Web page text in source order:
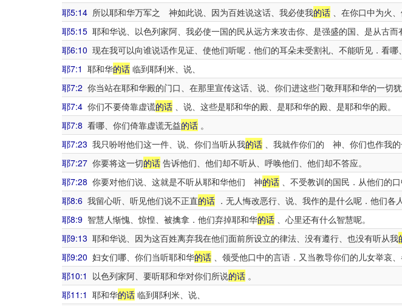
耶5:14 所以耶和华万军之 神如此说、因为百姓说这话、我必使我的话 、在你口中为火
耶5:15 耶和华说、以色列家阿、我必使一国的民从远方来攻击你、是强盛的国、是从古
耶6:10 现在我可以向谁说话作见证、使他们听呢．他们的耳朵未受割礼、不能听见．看哪
耶7:1 耶和华的话 临到耶利米、说、
耶7:2 你当站在耶和华殿的门口、在那里宣传这话、说、你们进这些门敬拜耶和华的一切
耶7:4 你们不要倚靠虚谎的话 、说、这些是耶和华的殿、是耶和华的殿、是耶和华的殿。
耶7:8 看哪、你们倚靠虚谎无益的话 。
耶7:23 我只吩咐他们这一件、说、你们当听从我的话 、我就作你们的 神、你们也作我的
耶7:27 你要将这一切的话 告诉他们、他们却不听从、呼唤他们、他们却不答应。
耶7:28 你要对他们说、这就是不听从耶和华他们 神的话 、不受教训的国民．从他们的口
耶8:6 我留心听、听见他们说不正直的话 ．无人悔改恶行、说、我作的是什么呢．他们各
耶8:9 智慧人惭愧、惊惶、被擒拿．他们弃掉耶和华的话 、心里还有什么智慧呢。
耶9:13 耶和华说、因为这百姓离弃我在他们面前所设立的律法、没有遵行、也没有听从我
耶9:20 妇女们哪、你们当听耶和华的话 、领受他口中的言语．又当教导你们的儿女举哀、
耶10:1 以色列家阿、要听耶和华对你们所说的话 。
耶11:1 耶和华的话 临到耶利米、说、